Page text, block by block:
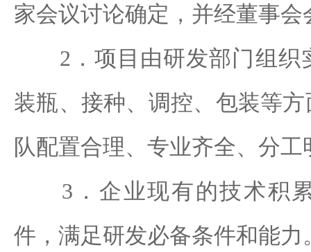
家会议讨论确定，并经董事
2．项目由研发部门组织
装瓶、接种、调控、包装等
队配置合理、专业齐全、分工
3．企业现有的技术积累
件，满足研发必备条件和能力